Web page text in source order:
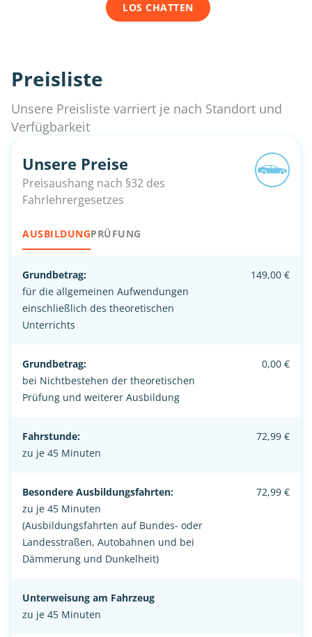
LOS CHATTEN
Preisliste
Unsere Preisliste varriert je nach Standort und
Verfügbarkeit
Unsere Preise
Preisaushang nach §32 des
Fahrlehrergesetzes
AUSBILDUNGPRÜFUNG
Grundbetrag:
für die allgemeinen Aufwendungen
einschließlich des theoretischen
Unterrichts
149,00 €
Grundbetrag:
bei Nichtbestehen der theoretischen
Prüfung und weiterer Ausbildung
0,00 €
Fahrstunde:
zu je 45 Minuten
72,99 €
Besondere Ausbildungsfahrten:
zu je 45 Minuten
(Ausbildungsfahrten auf Bundes- oder
Landesstraßen, Autobahnen und bei
Dämmerung und Dunkelheit)
72,99 €
Unterweisung am Fahrzeug
zu je 45 Minuten